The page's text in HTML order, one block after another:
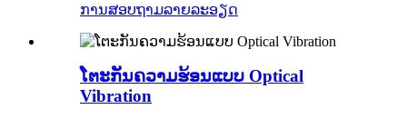
ການສອບຖາມລາຍລະອຽດ
ໂຕະກັນຄວາມຮ້ອນແບບ Optical
Vibration